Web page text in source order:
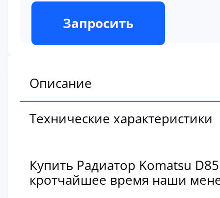
В наличии
Запросить
Описание
Технические характеристики
Купить Радиатор Komatsu
кротчайшее время наши